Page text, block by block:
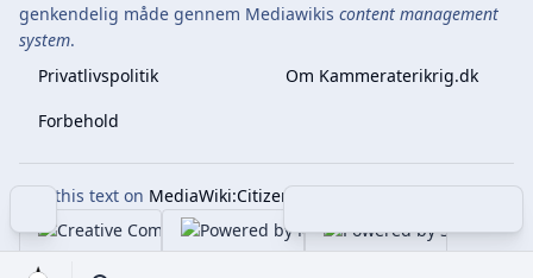
Share this page
Indholdsfortegnelse
genkendelig måde gennem Mediawikis content management
system.
Privatlivspolitik
Om Kammeraterikrig.dk
Forbehold
Edit this text on MediaWiki:Citizen-footer-tagline